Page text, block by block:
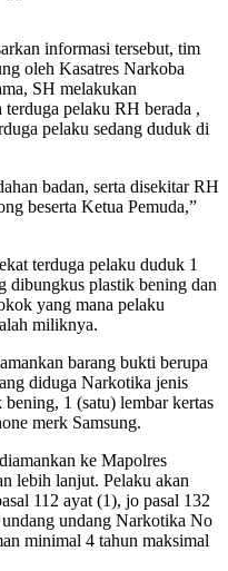
informasi tersebut, tim
oleh Kasatres Narkoba
SH melakukan
pelaku RH berada ,
pelaku sedang duduk di
badan, serta disekitar RH
beserta Ketua Pemuda,”
terduga pelaku duduk 1
dibungkus plastik bening dan
yang mana pelaku
miliknya.
barang bukti berupa
diduga Narkotika jenis
1 (satu) lembar kertas
merk Samsung.
ke Mapolres
lebih lanjut. Pelaku akan
112 ayat (1), jo pasal 132
undang Narkotika No
minimal 4 tahun maksimal